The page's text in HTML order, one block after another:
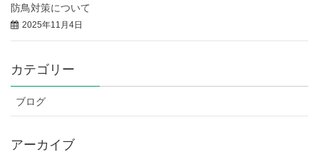
防鳥対策について
2025年11月4日
カテゴリー
ブログ
アーカイブ